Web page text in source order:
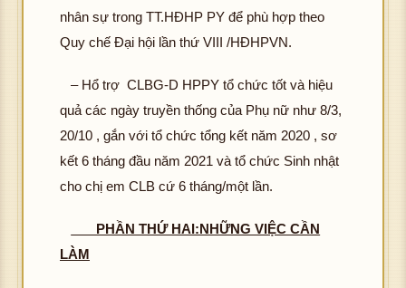
nhân sự trong TT.HĐHP PY để phù hợp theo
Quy chế Đại hội lần thứ VIII /HĐHPVN.
– Hổ trợ CLBG-D HPPY tổ chức tốt và hiệu
quả các ngày truyền thống của Phụ nữ như 8/3,
20/10 , gắn với tổ chức tổng kết năm 2020 , sơ
kết 6 tháng đầu năm 2021 và tổ chức Sinh nhật
cho chị em CLB cứ 6 tháng/một lần.
PHẦN THỨ HAI:NHỮNG VIỆC CẦN
LÀM